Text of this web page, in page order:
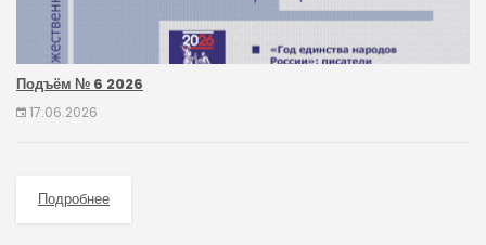
Подъём № 6 2026
17.06.2026
Подробнее